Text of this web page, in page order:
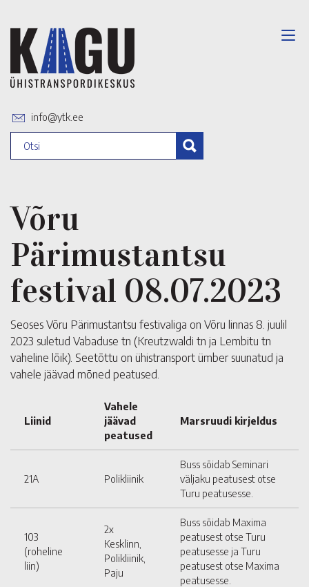
info@ytk.ee
Võru
Pärimustantsu
festival 08.07.2023
Seoses Võru Pärimustantsu festivaliga on Võru linnas 8. juulil
2023 suletud Vabaduse tn (Kreutzwaldi tn ja Lembitu tn
vaheline lõik). Seetõttu on ühistransport ümber suunatud ja
vahele jäävad mõned peatused.
Liinid
Vahele
jäävad
peatused
Marsruudi kirjeldus
21A Polikliinik
Buss sõidab Seminari
väljaku peatusest otse
Turu peatusesse.
103
(roheline
liin)
2x
Kesklinn,
Polikliinik,
Paju
Buss sõidab Maxima
peatusest otse Turu
peatusesse ja Turu
peatusest otse Maxima
peatusesse.